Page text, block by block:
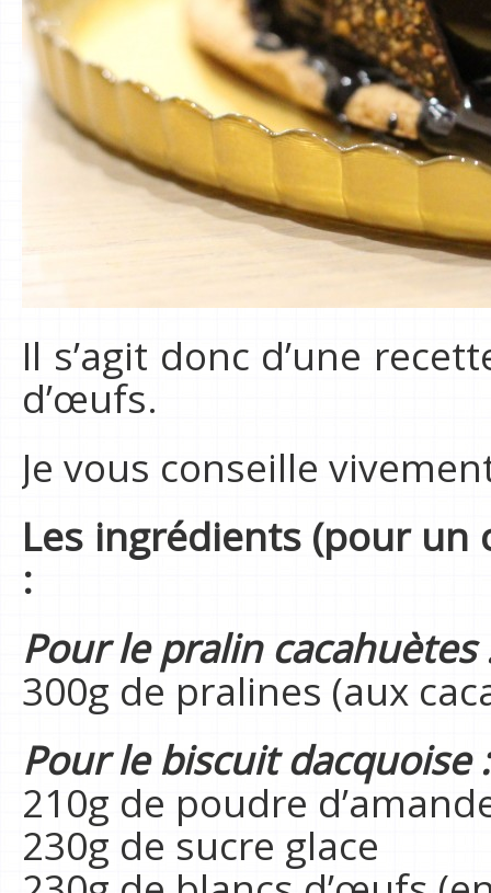
Il s’agit donc d’une
d’œufs.
Je vous conseille
Les ingrédients (pour un
:
Pour le pralin cacahuètes
300g de pralines (aux
Pour le biscuit dacquoise :
210g de poudre
230g de sucre glace